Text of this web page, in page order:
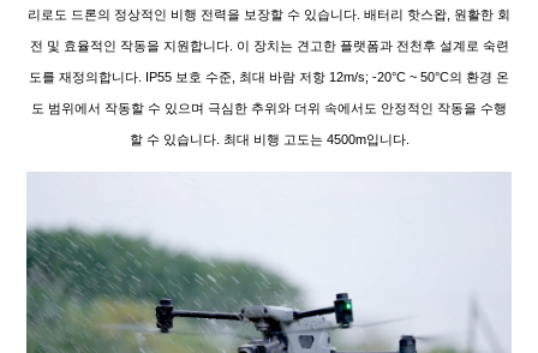
리로도 드론의 정상적인 비행 전력을 보장할 수 있습니다. 배터리 핫스왑, 원활한 회
전 및 효율적인 작동을 지원합니다. 이 장치는 견고한 플랫폼과 전천후 설계로 숙련
도를 재정의합니다. IP55 보호 수준, 최대 바람 저항 12m/s; -20°C ~ 50°C의 환경 온
도 범위에서 작동할 수 있으며 극심한 추위와 더위 속에서도 안정적인 작동을 수행
할 수 있습니다. 최대 비행 고도는 4500m입니다.